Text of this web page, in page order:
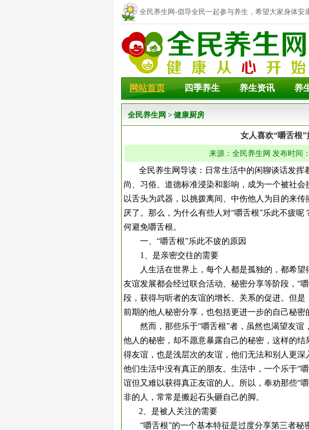
全民养生网-倡导全民一起参与养生，希望大家身体安
幸福！
网站首页 四季养生 养生资讯 养
全民养生网 > 健康厨房
女人喜欢“嚼舌根
来源：全民养生网 发布时间
全民养生网导读：日常生活中的闲聊谈话发挥
尚、习俗、道德标准浸染和影响，成为一个被社
以舌头为武器，以挑拨离间、中伤他人为目的来
厌了。那么，为什么有些人对“嚼舌根”乐此不疲
何避免嚼舌根。
一、“嚼舌根”乐此不疲的原因
1、是亲密交往的需要
人生活在世界上，每个人都是孤独的，都希望
友谊发展都会经过联合活动、秘密分享等阶段，“
段，获得与听者的友谊的增长、关系的促进。但
前期的他人秘密分享，也包括更进一步的自己秘密
然而，那些乐于“嚼舌根”者，虽然也渴望友谊
他人的秘密，却不愿意暴露自己的秘密，这样的
得友谊，也是浅层次的友谊，他们无法和别人更深
他们生活中没有真正的朋友。生活中，一个乐于“
谊但又难以获得真正友谊的人。所以，奉劝那些“
非的人，常常是搬起石头砸自己的脚。
2、是被人关注的需要
“嚼舌根”的一个基本特征是过度分享第三者秘